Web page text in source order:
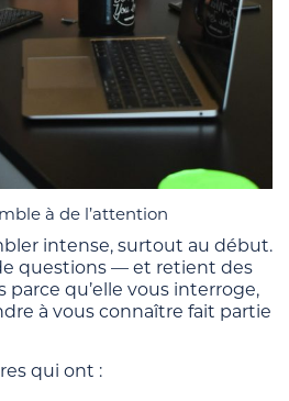
à de l’attention
intense, surtout au début.
questions — et retient des
parce qu’elle vous interroge,
à vous connaître fait partie
qui ont :